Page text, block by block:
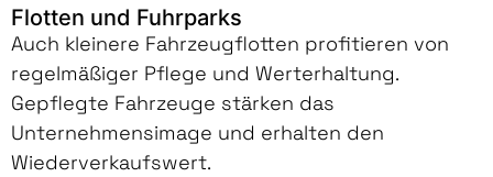
Flotten und Fuhrparks
Auch kleinere Fahrzeugflotten profitieren von
regelmäßiger Pflege und Werterhaltung.
Gepflegte Fahrzeuge stärken das
Unternehmensimage und erhalten den
Wiederverkaufswert.